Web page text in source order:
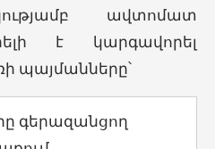
ավտոմատ
է կարգավորել
պայմանները՝
գերազանցող